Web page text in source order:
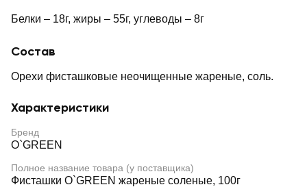
Белки – 18г, жиры – 55г, углеводы – 8г
Состав
Орехи фисташковые неочищенные жареные, соль.
Характеристики
Бренд
O`GREEN
Полное название товара (у поставщика)
Фисташки O`GREEN жареные соленые, 100г